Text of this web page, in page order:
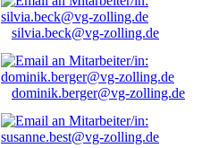
silvia.beck@vg-zolling.de
dominik.berger@vg-zolling.de